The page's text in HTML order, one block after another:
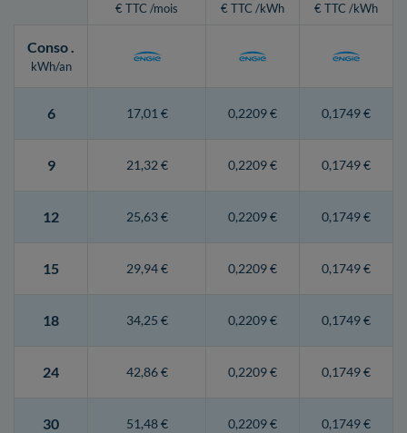
€ TTC /mois € TTC /kWh € TTC /kWh
Conso.
kWh/an
6 17,01 € 0,2209 € 0,1749 €
9 21,32 € 0,2209 € 0,1749 €
12 25,63 € 0,2209 € 0,1749 €
15 29,94 € 0,2209 € 0,1749 €
18 34,25 € 0,2209 € 0,1749 €
24 42,86 € 0,2209 € 0,1749 €
30 51,48 € 0,2209 € 0,1749 €